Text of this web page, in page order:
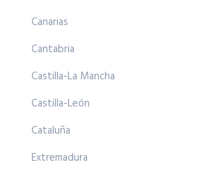
Canarias
Cantabria
Castilla-La Mancha
Castilla-León
Cataluña
Extremadura